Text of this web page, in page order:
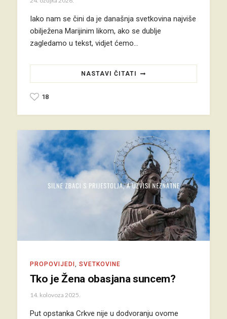
Iako nam se čini da je današnja svetkovina najviše
obilježena Marijinim likom, ako se dublje
zagledamo u tekst, vidjet ćemo…
NASTAVI ČITATI
18
PROPOVIJEDI , SVETKOVINE
Tko je Žena obasjana suncem?
14. kolovoza 2025.
Put opstanka Crkve nije u dodvoranju ovome